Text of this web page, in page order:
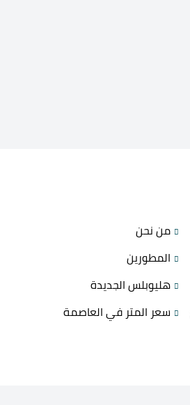
من نحن
المطورين
هليوبلس الجديدة
سعر المتر في العاصمة